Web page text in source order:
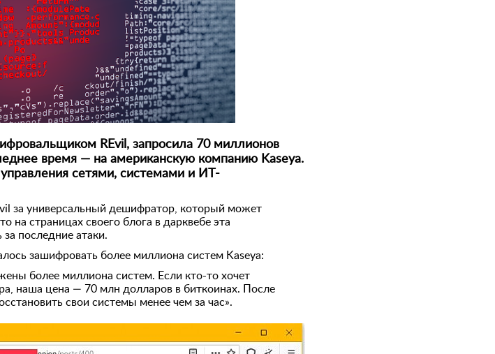
REvil, запросила 70 миллионов
время — на американскую компанию Kaseya.
сетями, системами и ИТ-
за универсальный дешифратор, который может
страницах своего блога в дарквебе эта
за последние атаки.
зашифровать более миллиона систем Kaseya:
более миллиона систем. Если кто-то хочет
наша цена — 70 млн долларов в биткоинах. После
свои системы менее чем за час».